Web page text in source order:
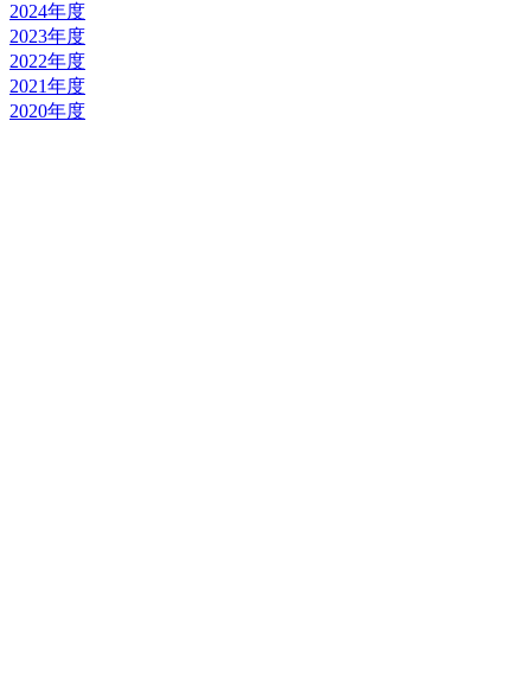
2024年度
2023年度
2022年度
2021年度
2020年度